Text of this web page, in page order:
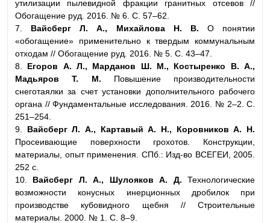
утилизации пылевидной фракции гранитных отсевов //
Обогащение руд. 2016. № 6. С. 57–62.
7. Вайсберг Л. А., Михайлова Н. В. О понятии
«обогащение» применительно к твердым коммунальным
отходам // Обогащение руд. 2016. № 5. С. 43–47.
8. Егоров А. Л., Марданов Ш. М., Костыренко В. А.,
Мадьяров Т. М. Повышение производительности
снеготаялки за счет установки дополнительного рабочего
органа // Фундаментальные исследования. 2016. № 2–2. С.
251–254.
9. Вайсберг Л. А., Картавый А. Н., Коровников А. Н.
Просеивающие поверхности грохотов. Конструкции,
материалы, опыт применения. СПб.: Изд-во ВСЕГЕИ, 2005.
252 с.
10.
Вайсберг Л. А., Шулояков А. Д. Технологические
возможности конусных инерционных дробилок при
производстве кубовидного щебня // Строительные
материалы. 2000. № 1. С. 8–9.